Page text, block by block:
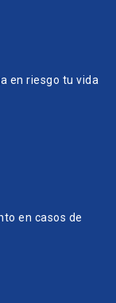
en riesgo tu vida
en casos de